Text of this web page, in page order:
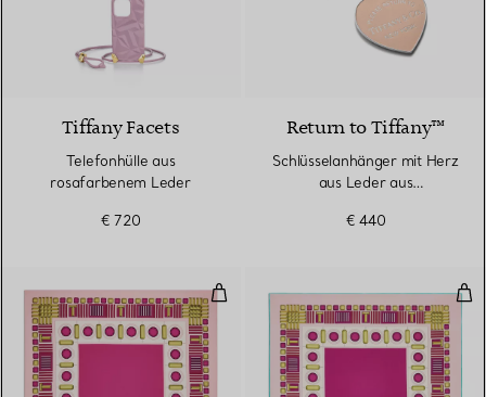
Tiffany Facets
Telefonhülle aus
rosafarbenem Leder
€ 720
Return to Tiffany™
Schlüsselanhänger mit Herz
aus Leder aus
Messing
€ 440
Stola aus Kaschmir und Seide in